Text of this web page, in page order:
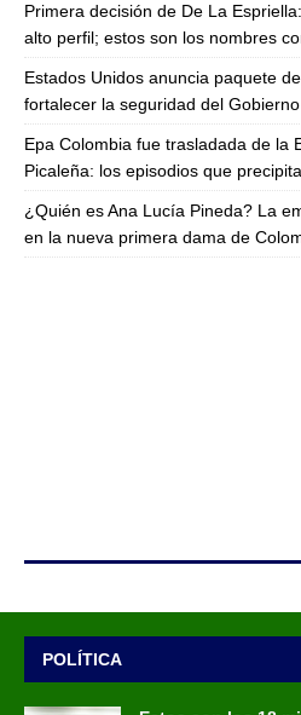
Primera decisión de De La
alto perfil; estos son los nombres
Estados Unidos anuncia paquete
fortalecer la seguridad del
Epa Colombia fue trasladada de la
Picaleña: los episodios que
¿Quién es Ana Lucía Pineda? La
en la nueva primera dama de
POLÍTICA